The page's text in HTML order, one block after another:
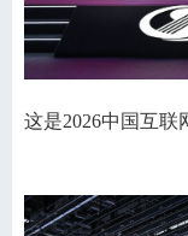
这是2026中国互联